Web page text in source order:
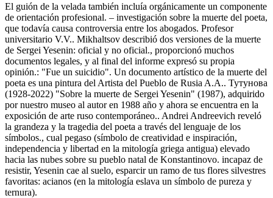
El guión de la velada también incluía orgánicamente un componente
de orientación profesional. – investigación sobre la muerte del poeta,
que todavía causa controversia entre los abogados. Profesor
universitario V.V.. Mikhaltsov describió dos versiones de la muerte
de Sergei Yesenin: oficial y no oficial., proporcionó muchos
documentos legales, y al final del informe expresó su propia
opinión.: "Fue un suicidio". Un documento artístico de la muerte del
poeta es una pintura del Artista del Pueblo de Rusia A.A.. Тутунова
(1928-2022) "Sobre la muerte de Sergei Yesenin" (1987), adquirido
por nuestro museo al autor en 1988 año y ahora se encuentra en la
exposición de arte ruso contemporáneo.. Andrei Andreevich reveló
la grandeza y la tragedia del poeta a través del lenguaje de los
símbolos., cual pegaso (símbolo de creatividad e inspiración,
independencia y libertad en la mitología griega antigua) elevado
hacia las nubes sobre su pueblo natal de Konstantinovo. incapaz de
resistir, Yesenin cae al suelo, esparcir un ramo de tus flores silvestres
favoritas: acianos (en la mitología eslava un símbolo de pureza y
ternura).